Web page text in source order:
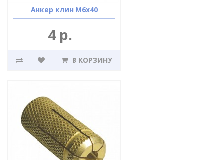
Анкер клин М6х40
4 р.
В КОРЗИНУ